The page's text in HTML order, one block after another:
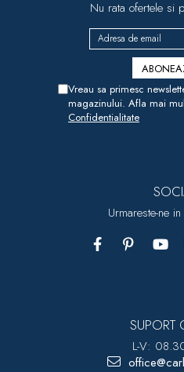
Nu rata ofertele si
Vreau sa primesc
magazinului. Afla mai
Confidentialitate
Urmareste-ne
SUPORT
L-V: